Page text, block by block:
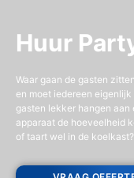
Huur
Waar gaan de gasten
en moet iedereen
gasten lekker hangen
apparaat de hoeveelheid
of taart wel in de